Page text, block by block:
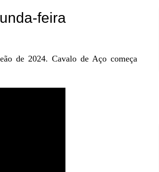
feira
de 2024. Cavalo de Aço começa